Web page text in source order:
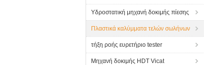
Υδροστατική μηχανή δοκιμής πίεσης
Πλαστικά καλύμματα τελών σωλήνων
τήξη ροής ευρετήριο tester
Μηχανή δοκιμής HDT Vicat